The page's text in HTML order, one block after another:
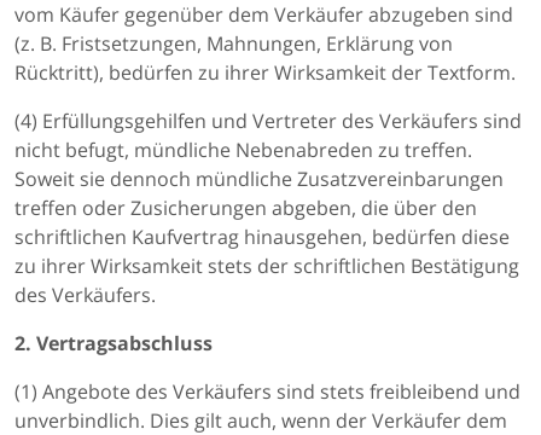
vom Käufer gegenüber dem Verkäufer abzugeben sind
(z. B. Fristsetzungen, Mahnungen, Erklärung von
Rücktritt), bedürfen zu ihrer Wirksamkeit der Textform.
(4) Erfüllungsgehilfen und Vertreter des Verkäufers sind
nicht befugt, mündliche Nebenabreden zu treffen.
Soweit sie dennoch mündliche Zusatzvereinbarungen
treffen oder Zusicherungen abgeben, die über den
schriftlichen Kaufvertrag hinausgehen, bedürfen diese
zu ihrer Wirksamkeit stets der schriftlichen Bestätigung
des Verkäufers.
2. Vertragsabschluss
(1) Angebote des Verkäufers sind stets freibleibend und
unverbindlich. Dies gilt auch, wenn der Verkäufer dem